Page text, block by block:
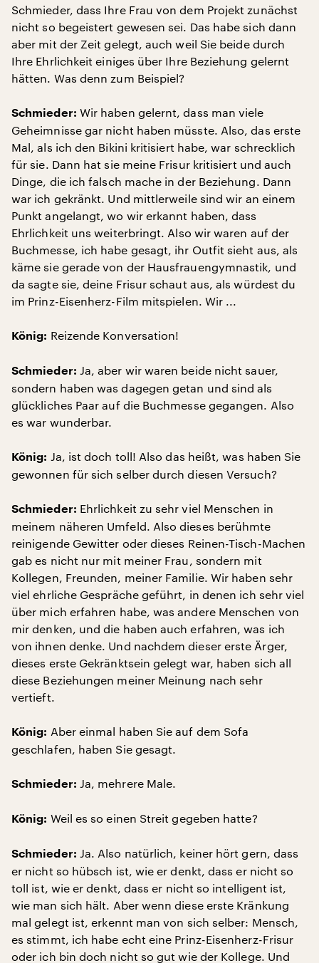
Schmieder, dass Ihre Frau von dem Projekt zunächst
nicht so begeistert gewesen sei. Das habe sich dann
aber mit der Zeit gelegt, auch weil Sie beide durch
Ihre Ehrlichkeit einiges über Ihre Beziehung gelernt
hätten. Was denn zum Beispiel?
Schmieder: Wir haben gelernt, dass man viele
Geheimnisse gar nicht haben müsste. Also, das erste
Mal, als ich den Bikini kritisiert habe, war schrecklich
für sie. Dann hat sie meine Frisur kritisiert und auch
Dinge, die ich falsch mache in der Beziehung. Dann
war ich gekränkt. Und mittlerweile sind wir an einem
Punkt angelangt, wo wir erkannt haben, dass
Ehrlichkeit uns weiterbringt. Also wir waren auf der
Buchmesse, ich habe gesagt, ihr Outfit sieht aus, als
käme sie gerade von der Hausfrauengymnastik, und
da sagte sie, deine Frisur schaut aus, als würdest du
im Prinz-Eisenherz-Film mitspielen. Wir ...
König: Reizende Konversation!
Schmieder: Ja, aber wir waren beide nicht sauer,
sondern haben was dagegen getan und sind als
glückliches Paar auf die Buchmesse gegangen. Also
es war wunderbar.
König: Ja, ist doch toll! Also das heißt, was haben Sie
gewonnen für sich selber durch diesen Versuch?
Schmieder: Ehrlichkeit zu sehr viel Menschen in
meinem näheren Umfeld. Also dieses berühmte
reinigende Gewitter oder dieses Reinen-Tisch-Machen
gab es nicht nur mit meiner Frau, sondern mit
Kollegen, Freunden, meiner Familie. Wir haben sehr
viel ehrliche Gespräche geführt, in denen ich sehr viel
über mich erfahren habe, was andere Menschen von
mir denken, und die haben auch erfahren, was ich
von ihnen denke. Und nachdem dieser erste Ärger,
dieses erste Gekränktsein gelegt war, haben sich all
diese Beziehungen meiner Meinung nach sehr
vertieft.
König: Aber einmal haben Sie auf dem Sofa
geschlafen, haben Sie gesagt.
Schmieder: Ja, mehrere Male.
König: Weil es so einen Streit gegeben hatte?
Schmieder: Ja. Also natürlich, keiner hört gern, dass
er nicht so hübsch ist, wie er denkt, dass er nicht so
toll ist, wie er denkt, dass er nicht so intelligent ist,
wie man sich hält. Aber wenn diese erste Kränkung
mal gelegt ist, erkennt man von sich selber: Mensch,
es stimmt, ich habe echt eine Prinz-Eisenherz-Frisur
oder ich bin doch nicht so gut wie der Kollege. Und